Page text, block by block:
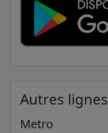
Autres lignes
Metro